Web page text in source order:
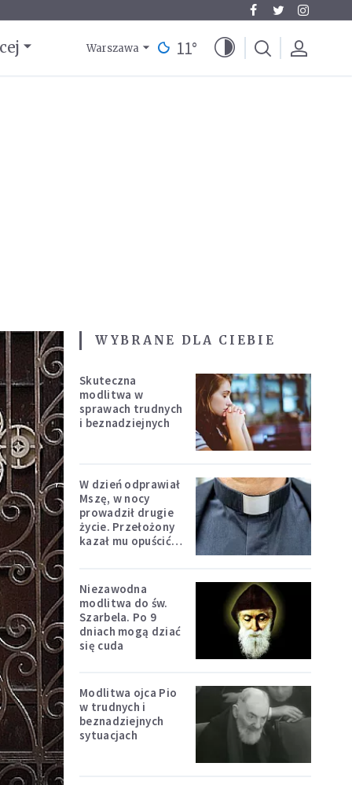
Warszawa 11°
WYBRANE DLA CIEBIE
Skuteczna
modlitwa w
sprawach trudnych
i beznadziejnych
W dzień odprawiał
Mszę, w nocy
prowadził drugie
życie. Przełożony
kazał mu opuścić
Niezawodna
modlitwa do św.
Szarbela. Po 9
dniach mogą dziać
się cuda
Modlitwa ojca Pio
w trudnych i
beznadziejnych
sytuacjach